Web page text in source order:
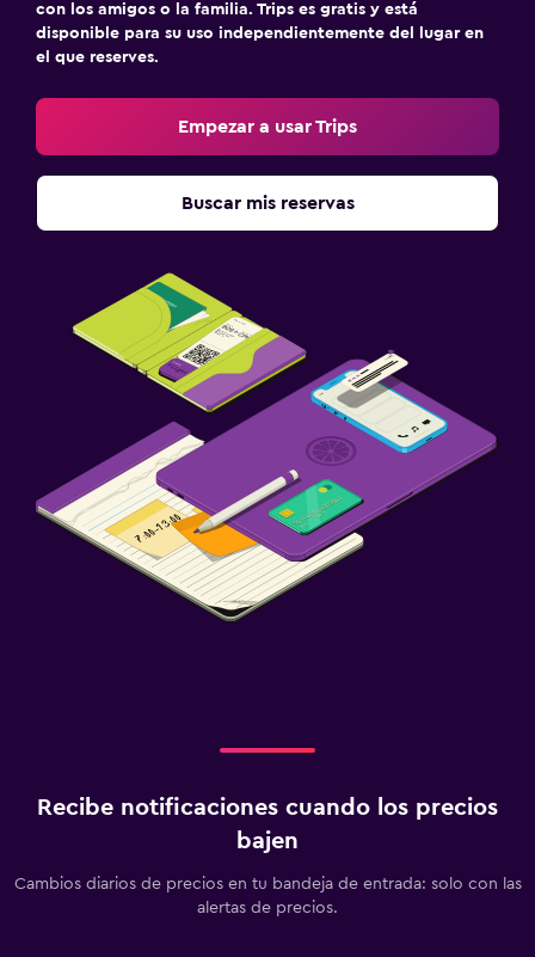
con los amigos o la familia. Trips es gratis y está
disponible para su uso independientemente del lugar en
el que reserves.
Empezar a usar Trips
Buscar mis reservas
Recibe notificaciones cuando los precios
bajen
Cambios diarios de precios en tu bandeja de entrada: solo con las
alertas de precios.